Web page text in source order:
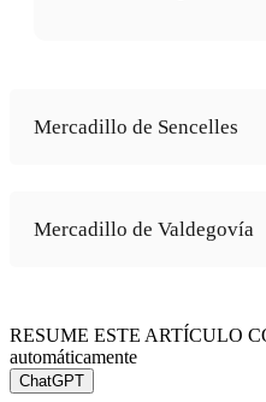
Mercadillo de Sencelles
Mercadillo de Valdegovía
RESUME ESTE ARTÍCULO
automáticamente
ChatGPT